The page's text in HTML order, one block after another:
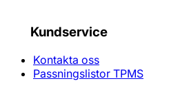
Kundservice
Kontakta oss
Passningslistor TPMS